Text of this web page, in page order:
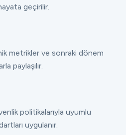
geçirilir.
metrikler ve sonraki dönem
paylaşılır.
politikalarıyla uyumlu
uygulanır.